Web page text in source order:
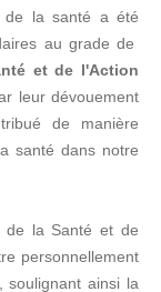
de la santé a été
au grade de
et de l'Action
leur dévouement
de manière
santé dans notre
de la Santé et de
personnellement
soulignant ainsi la